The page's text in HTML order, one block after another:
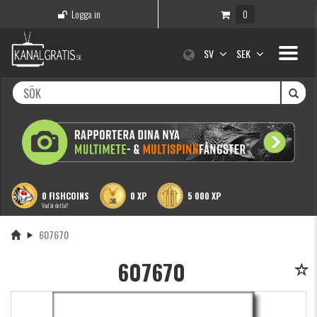
Logga in 0
Toggle
SV SEK
0 FISHCOINS
Vad är detta?
0 XP 5 000 XP
607670
607670